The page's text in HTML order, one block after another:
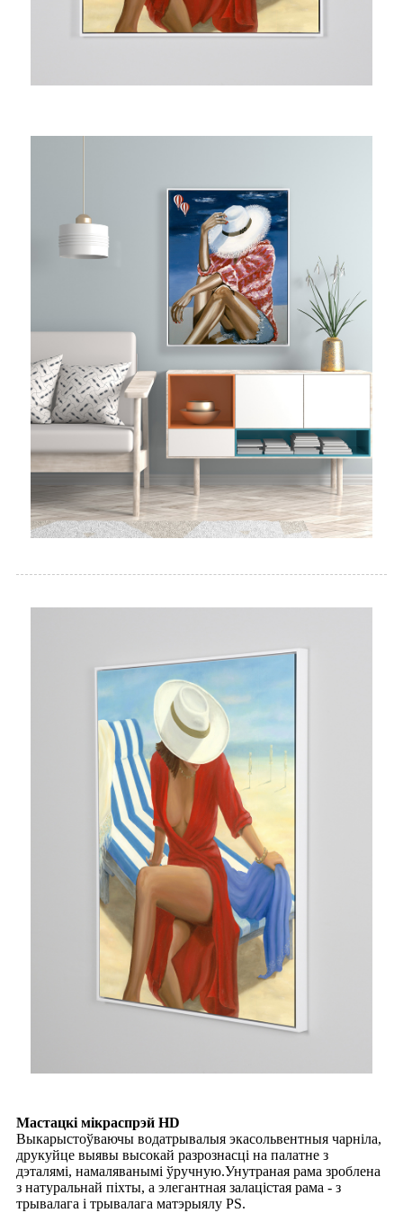
Мастацкі мікраспрэй HD
Выкарыстоўваючы водатрывалыя экасольвентныя чарніла,
друкуйце выявы высокай разрознасці на палатне з
дэталямі, намаляванымі ўручную.Унутраная рама зроблена
з натуральнай піхты, а элегантная залацістая рама - з
трывалага і трывалага матэрыялу PS.